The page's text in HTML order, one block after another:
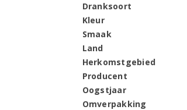
Dranksoort
Kleur
Smaak
Land
Herkomstgebied
Producent
Oogstjaar
Omverpakking